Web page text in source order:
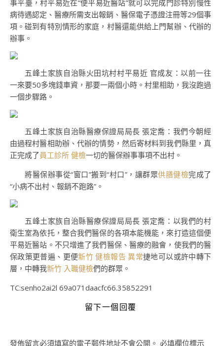
事平臺，村平易近在“便平易近醫站”就可以完成門診特別慢性
病待遇認定、醫療所需支出報銷、醫保電子憑證注冊等29個事
項。碰到有特別情形的家庭，村醫還能供給上門幫辦、代辦的
辦事。
五峰土家族自治縣火田坑村村平易近 官成友：以前一往
一來要50多塊錢車資，那要一兩個小時。村里相助，我沒跑過
一個步驟路。
五峰土家族自治縣醫療保證局局長 張定喬：我們今朝經
由過程村醫相助辦、代辦的情勢，然后寄材料到我們縣里，真
正完成了 員工診所 健檢一切的醫保辦事事項不出村。
將醫保辦事從“窗口”搬到“村口”，讓群眾供膳健檢完成了
“小病不出村、報銷不跑路”。
五峰土家族自治縣醫療保證局局長 張定喬：以我們的村
衛生室為依托，整合我們醫保的各項本能機能，來打造這個便
平易近醫站。不只增進了我們醫保、醫療的融會，使我們的醫
保政策更普遍、更便新竹 健檢報告 異常捷地可以或許中轉下
層，中轉我新竹 入職健檢們的群眾。
TC:senho2ai2l 69a071daacfc66.35852291
留下一個回覆
發佈留言必須填寫的電子郵件地址不會公開。 必填欄位標示